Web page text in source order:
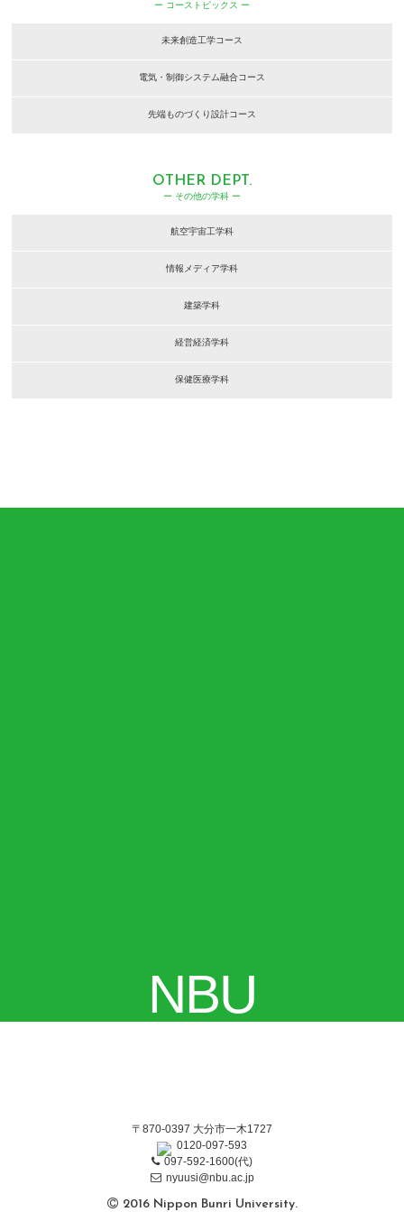
ー コーストピックス ー
未来創造工学コース
電気・制御システム融合コース
先端ものづくり設計コース
OTHER DEPT.
ー その他の学科 ー
航空宇宙工学科
情報メディア学科
建築学科
経営経済学科
保健医療学科
NBU
〒870-0397 大分市一木1727
0120-097-593
097-592-1600(代)
nyuusi@nbu.ac.jp
2016 Nippon Bunri University.